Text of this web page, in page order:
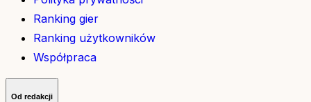
Ranking gier
Ranking użytkowników
Współpraca
Od redakcji